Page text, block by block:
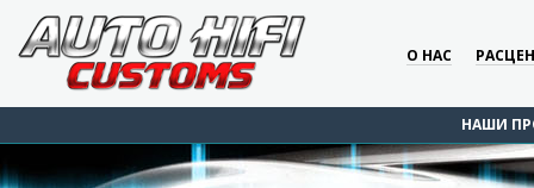
О НАС
НАШИ